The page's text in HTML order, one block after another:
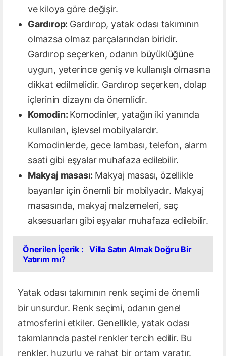
ve kiloya göre değişir.
Gardırop: Gardırop, yatak odası takımının
olmazsa olmaz parçalarından biridir.
Gardırop seçerken, odanın büyüklüğüne
uygun, yeterince geniş ve kullanışlı olmasına
dikkat edilmelidir. Gardırop seçerken, dolap
içlerinin dizaynı da önemlidir.
Komodin: Komodinler, yatağın iki yanında
kullanılan, işlevsel mobilyalardır.
Komodinlerde, gece lambası, telefon, alarm
saati gibi eşyalar muhafaza edilebilir.
Makyaj masası: Makyaj masası, özellikle
bayanlar için önemli bir mobilyadır. Makyaj
masasında, makyaj malzemeleri, saç
aksesuarları gibi eşyalar muhafaza edilebilir.
Önerilen İçerik :
Villa Satın Almak Doğru Bir
Yatırım mı?
Yatak odası takımının renk seçimi de önemli
bir unsurdur. Renk seçimi, odanın genel
atmosferini etkiler. Genellikle, yatak odası
takımlarında pastel renkler tercih edilir. Bu
renkler, huzurlu ve rahat bir ortam yaratır.